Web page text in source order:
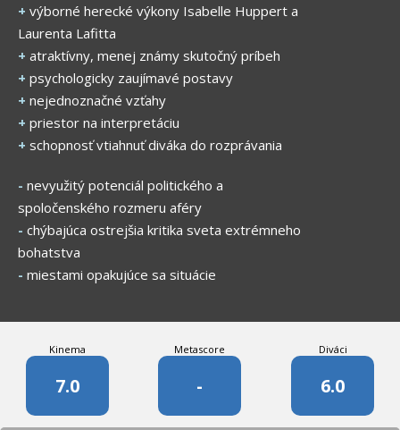
+ výborné herecké výkony Isabelle Huppert a
Laurenta Lafitta
+ atraktívny, menej známy skutočný príbeh
+ psychologicky zaujímavé postavy
+ nejednoznačné vzťahy
+ priestor na interpretáciu
+ schopnosť vtiahnuť diváka do rozprávania
- nevyužitý potenciál politického a
spoločenského rozmeru aféry
- chýbajúca ostrejšia kritika sveta extrémneho
bohatstva
- miestami opakujúce sa situácie
Kinema
7.0
Metascore
-
Diváci
6.0